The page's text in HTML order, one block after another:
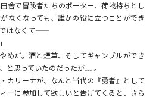
リキューレ
コミックパルフェ
舎で冒険者たちのポーター、荷物持ちとし
なくなっても、誰かの役に立つことができ
なくて――
めだ。酒と煙草、そしてギャンブルができ
と思っていたのだったが……。
カリーナが、なんと当代の『勇者』として
ーに参加して欲しいと告げてくると、さら